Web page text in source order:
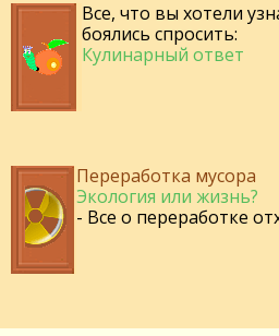
Все, что вы хотели
боялись спросить:
Кулинарный ответ
Переработка мусора
Экология или жизнь?
- Все о переработке